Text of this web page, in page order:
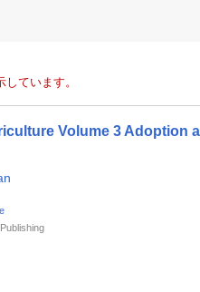
ています。
Volume 3 Adoption